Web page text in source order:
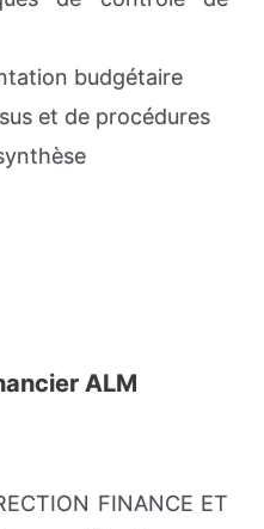
budgétaire
et de procédures
ALM
FINANCE ET